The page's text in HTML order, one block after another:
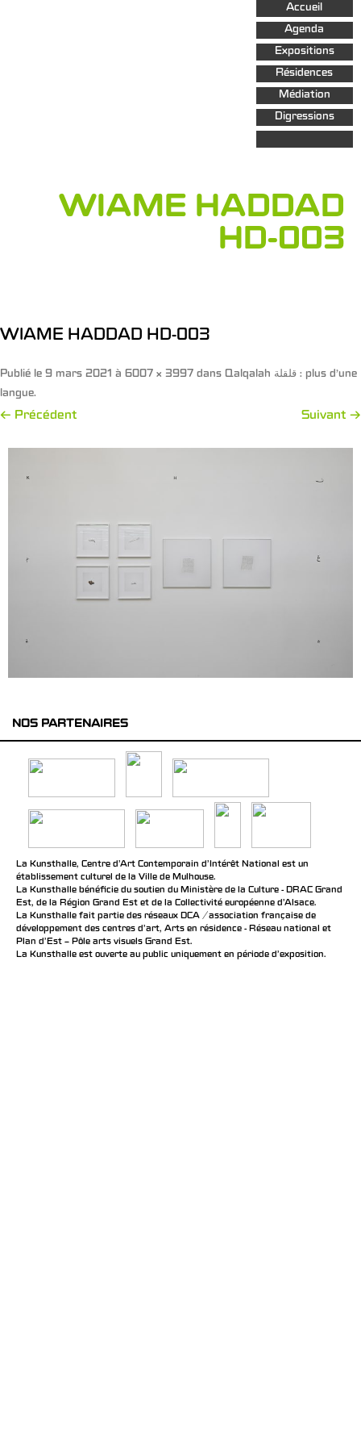
Aller au
contenu
principal
Accueil
Agenda
Expositions
Résidences
Médiation
Digressions
WIAME HADDAD
HD-003
WIAME HADDAD HD-003
Publié le 9 mars 2021 à 6007 × 3997 dans Qalqalah قلقلة : plus d’une
langue.
← Précédent Suivant →
NOS PARTENAIRES
La Kunsthalle, Centre d’Art Contemporain d’Intérêt National est un
établissement culturel de la Ville de Mulhouse.
La Kunsthalle bénéficie du soutien du Ministère de la Culture - DRAC Grand
Est, de la Région Grand Est et de la Collectivité européenne d’Alsace.
La Kunsthalle fait partie des réseaux DCA / association française de
développement des centres d'art, Arts en résidence - Réseau national et
Plan d’Est – Pôle arts visuels Grand Est.
La Kunsthalle est ouverte au public uniquement en période d'exposition.